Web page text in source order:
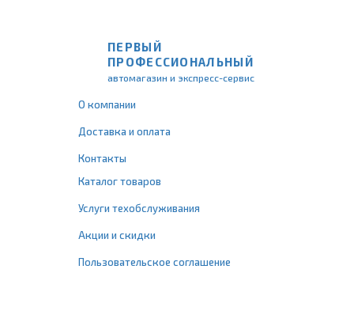
ПЕРВЫЙ
ПРОФЕССИОНАЛЬНЫЙ
автомагазин и экспресс-сервис
О компании
Доставка и оплата
Контакты
Каталог товаров
Услуги техобслуживания
Акции и скидки
Пользовательское соглашение